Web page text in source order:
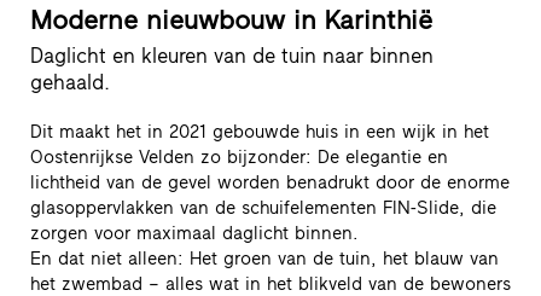
Moderne nieuwbouw in Karinthië
Daglicht en kleuren van de tuin naar binnen
gehaald.
Dit maakt het in 2021 gebouwde huis in een wijk in het
Oostenrijkse Velden zo bijzonder: De elegantie en
lichtheid van de gevel worden benadrukt door de enorme
glasoppervlakken van de schuifelementen FIN-Slide, die
zorgen voor maximaal daglicht binnen.
En dat niet alleen: Het groen van de tuin, het blauw van
het zwembad – alles wat in het blikveld van de bewoners